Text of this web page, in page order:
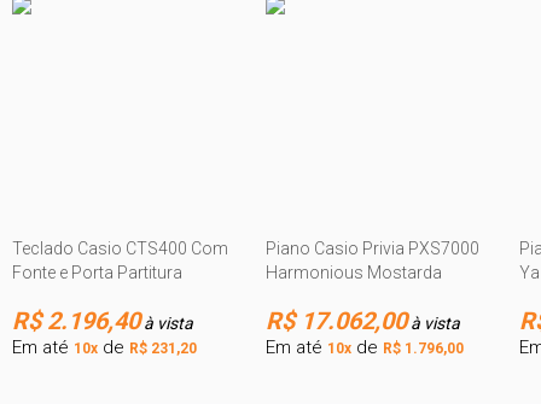
Teclado Casio CTS400 Com
Fonte e Porta Partitura
R$ 2.196,40à vista
Em até 10x de R$ 231,20
Piano Casio Privia PXS7000
Harmonious Mostarda
R$ 17.062,00à vista
Em até 10x de R$ 1.796,00